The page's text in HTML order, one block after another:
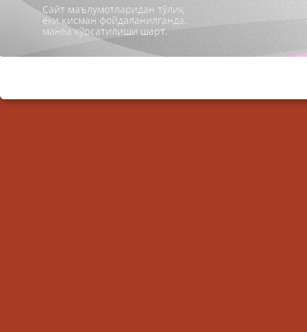
Сайт маълумотларидан тўлиқ
ёки қисман фойдаланилганда,
манба кўрсатилиши шарт.